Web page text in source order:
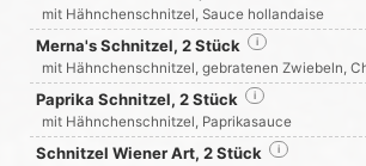
mit Hähnchenschnitzel, Sauce hollandaise
Merna's Schnitzel, 2 Stück i
mit Hähnchenschnitzel, gebratenen Zwiebeln,
Paprika Schnitzel, 2 Stück i
mit Hähnchenschnitzel, Paprikasauce
Schnitzel Wiener Art, 2 Stück i